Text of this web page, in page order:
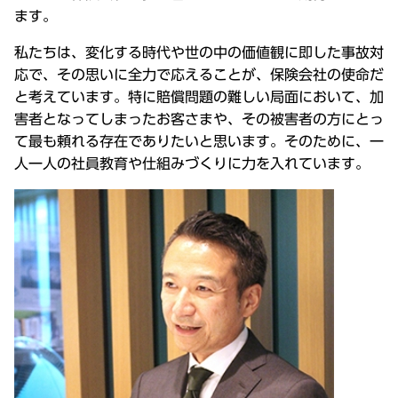
ます。
私たちは、変化する時代や世の中の価値観に即した事故対
応で、その思いに全力で応えることが、保険会社の使命だ
と考えています。特に賠償問題の難しい局面において、加
害者となってしまったお客さまや、その被害者の方にとっ
て最も頼れる存在でありたいと思います。そのために、一
人一人の社員教育や仕組みづくりに力を入れています。